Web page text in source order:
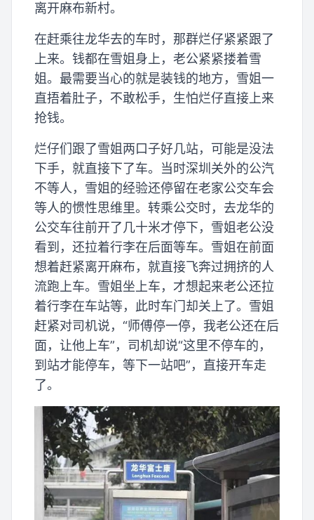
离开麻布新村。
在赶乘往龙华去的车时，那群烂仔紧紧跟了
上来。钱都在雪姐身上，老公紧紧搂着雪
姐。最需要当心的就是装钱的地方，雪姐一
直捂着肚子，不敢松手，生怕烂仔直接上来
抢钱。
烂仔们跟了雪姐两口子好几站，可能是没法
下手，就直接下了车。当时深圳关外的公汽
不等人，雪姐的经验还停留在老家公交车会
等人的惯性思维里。转乘公交时，去龙华的
公交车往前开了几十米才停下，雪姐老公没
看到，还拉着行李在后面等车。雪姐在前面
想着赶紧离开麻布，就直接飞奔过拥挤的人
流跑上车。雪姐坐上车，才想起来老公还拉
着行李在车站等，此时车门却关上了。雪姐
赶紧对司机说，“师傅停一停，我老公还在后
面，让他上车”，司机却说“这里不停车的，
到站才能停车，等下一站吧”，直接开车走
了。